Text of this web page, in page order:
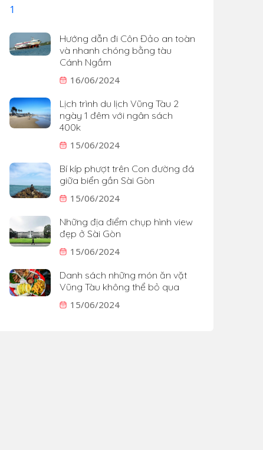
Hướng dẫn đi Côn Đảo an toàn
và nhanh chóng bằng tàu
Cánh Ngầm
16/06/2024
Lịch trình du lịch Vũng Tàu 2
ngày 1 đêm với ngân sách
400k
15/06/2024
Bí kíp phượt trên Con đường đá
giữa biển gần Sài Gòn
15/06/2024
Những địa điểm chụp hình view
đẹp ở Sài Gòn
15/06/2024
Danh sách những món ăn vặt
Vũng Tàu không thể bỏ qua
15/06/2024